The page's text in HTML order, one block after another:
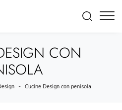
CON
- Cucine Design con penisola